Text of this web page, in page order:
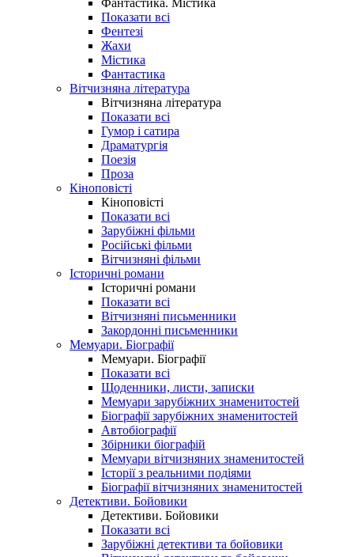
Фантастика. Містика
Показати всі
Фентезі
Жахи
Містика
Фантастика
Вітчизняна література
Вітчизняна література
Показати всі
Гумор і сатира
Драматургія
Поезія
Проза
Кіноповісті
Кіноповісті
Показати всі
Зарубіжні фільми
Російські фільми
Вітчизняні фільми
Історичні романи
Історичні романи
Показати всі
Вітчизняні письменники
Закордонні письменники
Мемуари. Біографії
Мемуари. Біографії
Показати всі
Щоденники, листи, записки
Мемуари зарубіжних знаменитостей
Біографії зарубіжних знаменитостей
Автобіографії
Збірники біографій
Мемуари вітчизняних знаменитостей
Історії з реальними подіями
Біографії вітчизняних знаменитостей
Детективи. Бойовики
Детективи. Бойовики
Показати всі
Зарубіжні детективи та бойовики